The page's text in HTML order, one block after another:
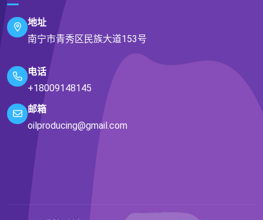
地址
南宁市青秀区民族大道153号
电话
+18009148145
邮箱
oilproducing@gmail.com